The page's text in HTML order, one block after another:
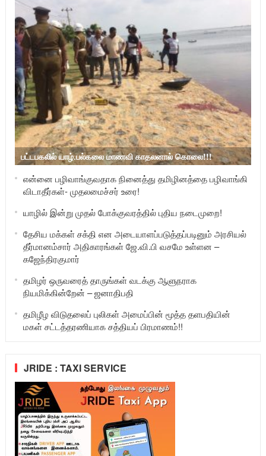
பட்டபகலில் யாழ்.பல்கலை மாணவி காதலனால் கொலை!!!
என்னை பழிவாங்குவதாக நினைத்து தமிழினத்தை பழிவாங்கி
விடாதீர்கள்- முதலமைச்சர் உரை!
யாழில் இன்று முதல் போக்குவரத்தில் புதிய நடைமுறை!
தேசிய மக்கள் சக்தி என அடையாளப்படுத்தப்படினும் அரசியல்
தீர்மானம்சார் அதிகாரங்கள் ஜே.வி.பி வசமே உள்ளன –
கஜேந்திரகுமார்
தமிழர் ஒருவரைத் தாருங்கள் வடக்கு ஆளுநராக
நியமிக்கின்றேன் – ஜனாதிபதி
தமிழீழ விடுதலைப் புலிகள் அமைப்பின் மூத்த தளபதியின்
மகள் சட்டத்தரணியாக சத்தியப் பிரமாணம்!!
JRIDE : TAXI SERVICE